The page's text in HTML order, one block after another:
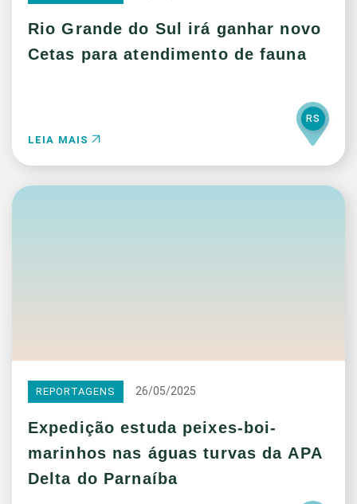
Rio Grande do Sul irá ganhar novo
Cetas para atendimento de fauna
LEIA MAIS
RS
REPORTAGENS 26/05/2025
Expedição estuda peixes-boi-
marinhos nas águas turvas da APA
Delta do Parnaíba